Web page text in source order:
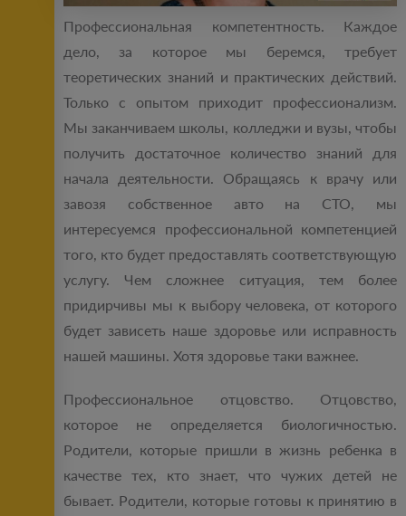
Профессиональная компетентность. Каждое
дело, за которое мы беремся, требует
теоретических знаний и практических действий.
Только с опытом приходит профессионализм.
Мы заканчиваем школы, колледжи и вузы, чтобы
получить достаточное количество знаний для
начала деятельности. Обращаясь к врачу или
завозя собственное авто на СТО, мы
интересуемся профессиональной компетенцией
того, кто будет предоставлять соответствующую
услугу. Чем сложнее ситуация, тем более
придирчивы мы к выбору человека, от которого
будет зависеть наше здоровье или исправность
нашей машины. Хотя здоровье таки важнее.
Профессиональное отцовство. Отцовство,
которое не определяется биологичностью.
Родители, которые пришли в жизнь ребенка в
качестве тех, кто знает, что чужих детей не
бывает. Родители, которые готовы к принятию в